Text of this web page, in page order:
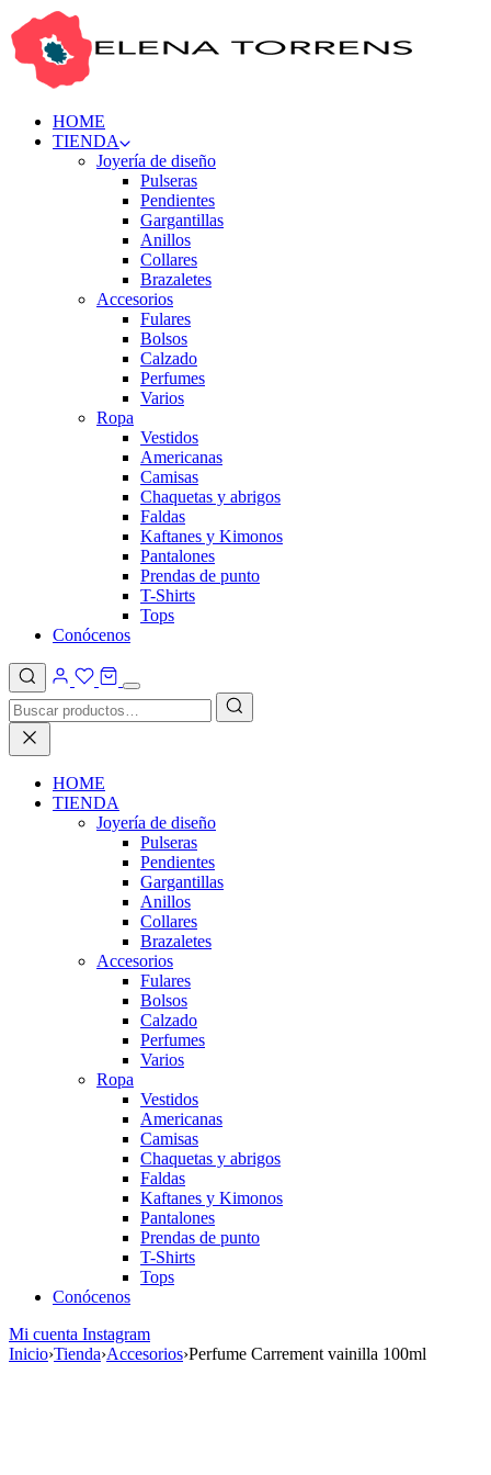
HOME
TIENDA
Joyería de diseño
Pulseras
Pendientes
Gargantillas
Anillos
Collares
Brazaletes
Accesorios
Fulares
Bolsos
Calzado
Perfumes
Varios
Ropa
Vestidos
Americanas
Camisas
Chaquetas y abrigos
Faldas
Kaftanes y Kimonos
Pantalones
Prendas de punto
T-Shirts
Tops
Conócenos
HOME
TIENDA
Joyería de diseño
Pulseras
Pendientes
Gargantillas
Anillos
Collares
Brazaletes
Accesorios
Fulares
Bolsos
Calzado
Perfumes
Varios
Ropa
Vestidos
Americanas
Camisas
Chaquetas y abrigos
Faldas
Kaftanes y Kimonos
Pantalones
Prendas de punto
T-Shirts
Tops
Conócenos
Mi cuenta Instagram
Inicio›Tienda›Accesorios›Perfume Carrement vainilla 100ml